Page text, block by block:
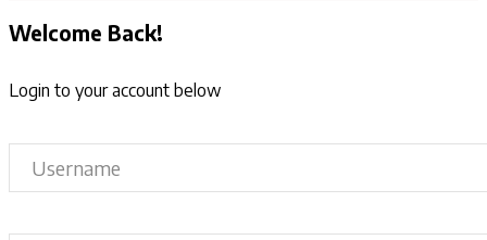
Welcome Back!
Login to your account below